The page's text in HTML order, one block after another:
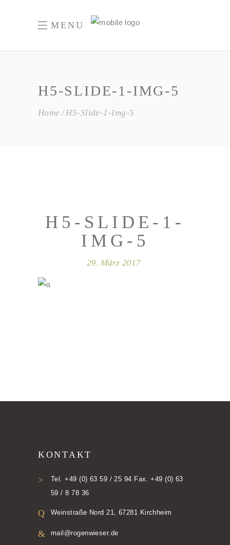
MENU
H5-SLIDE-1-IMG-5
Home H5-Slide-1-Img-5
H5-SLIDE-1-
IMG-5
29. März 2017
KONTAKT
Tel. +49 (0) 63 59 / 25 94 Fax. +49 (0) 63
59 / 8 78 36
Weinstraße Nord 21, 67281 Kirchheim
mail@rogenwieser.de